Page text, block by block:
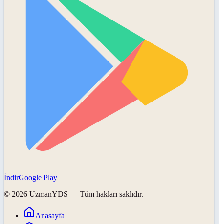
İndirGoogle Play
© 2026 UzmanYDS — Tüm hakları saklıdır.
Anasayfa